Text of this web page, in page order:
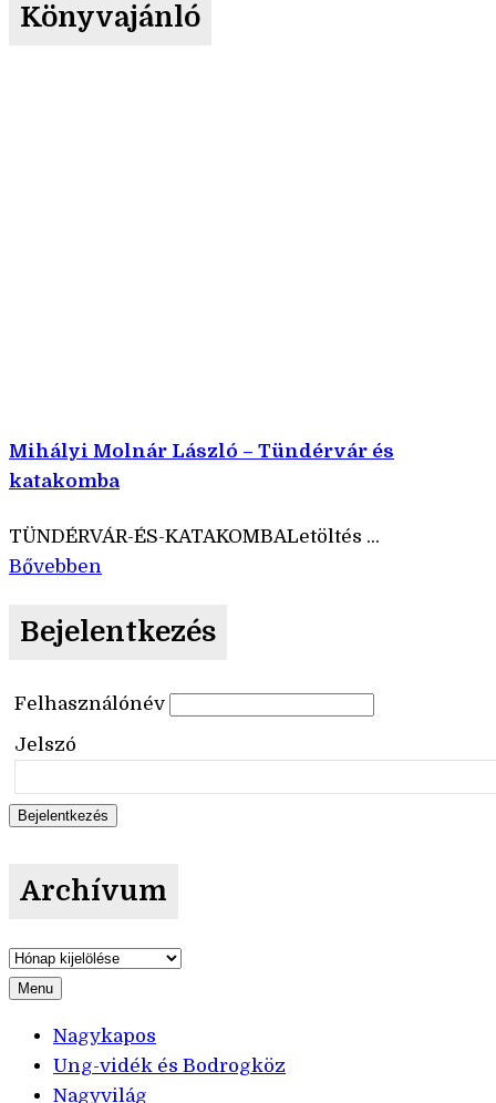
Könyvajánló
Mihályi Molnár László – Tündérvár és
katakomba
TÜNDÉRVÁR-ÉS-KATAKOMBALetöltés ...
Bővebben
Bejelentkezés
Felhasználónév
Jelszó
Archívum
Archívum
Menu
Nagykapos
Ung-vidék és Bodrogköz
Nagyvilág